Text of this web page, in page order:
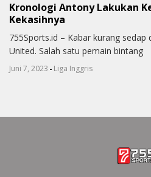
Kronologi Antony Lakukan
Kekasihnya
755Sports.id – Kabar kurang
United. Salah satu pemain bintang
Juni 7, 2023 - Liga Inggris